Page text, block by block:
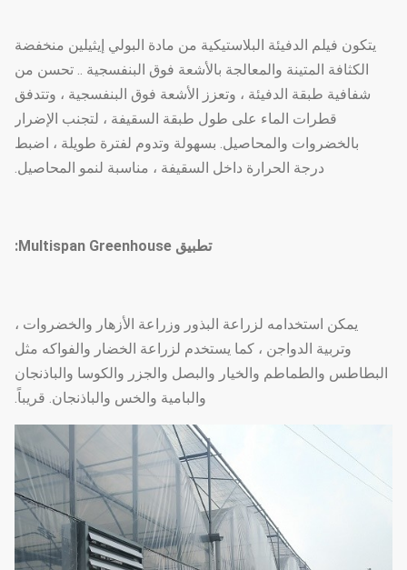
يتكون فيلم الدفيئة البلاستيكية من مادة البولي إيثيلين منخفضة
الكثافة المتينة والمعالجة بالأشعة فوق البنفسجية .. تحسن من
شفافية طبقة الدفيئة ، وتعزز الأشعة فوق البنفسجية ، وتتدفق
قطرات الماء على طول طبقة السقيفة ، لتجنب الإضرار
بالخضروات والمحاصيل. بسهولة وتدوم لفترة طويلة ، اضبط
درجة الحرارة داخل السقيفة ، مناسبة لنمو المحاصيل.
تطبيق Multispan Greenhouse:
يمكن استخدامه لزراعة البذور وزراعة الأزهار والخضروات ،
وتربية الدواجن ، كما يستخدم لزراعة الخضار والفواكه مثل
البطاطس والطماطم والخيار والبصل والجزر والكوسا والباذنجان
والبامية والخس والباذنجان. قريباً.